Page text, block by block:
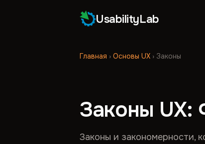
UsabilityLab
Главная › Основы UX › Законы
Законы UX:
Законы и закономерности,